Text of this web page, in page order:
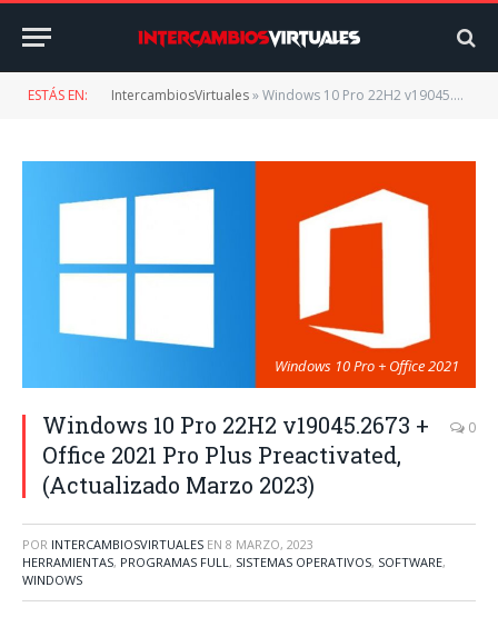
ESTÁS EN: IntercambiosVirtuales»Windows 10 Pro 22H2 v19045.2673 + Office 2021 Pro Plus Preactivated, (Actualizado Marzo 2023)
Windows 10 Pro + Office 2021
Windows 10 Pro 22H2 v19045.2673 +
Office 2021 Pro Plus Preactivated,
(Actualizado Marzo 2023)
0
POR INTERCAMBIOSVIRTUALES EN 8 MARZO, 2023
HERRAMIENTAS, PROGRAMAS FULL, SISTEMAS OPERATIVOS, SOFTWARE,
WINDOWS